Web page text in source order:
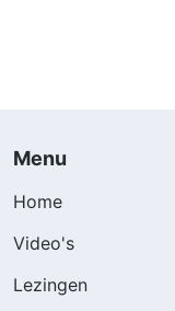
Menu
Home
Video's
Lezingen